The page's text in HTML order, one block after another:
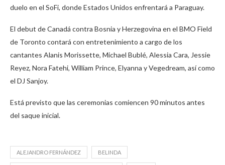
duelo en el SoFi, donde Estados Unidos enfrentará a Paraguay.
El debut de Canadá contra Bosnia y Herzegovina en el BMO Field
de Toronto contará con entretenimiento a cargo de los
cantantes Alanis Morissette, Michael Bublé, Alessia Cara, Jessie
Reyez, Nora Fatehi, William Prince, Elyanna y Vegedream, así como
el DJ Sanjoy.
Está previsto que las ceremonias comiencen 90 minutos antes
del saque inicial.
ALEJANDRO FERNÁNDEZ BELINDA